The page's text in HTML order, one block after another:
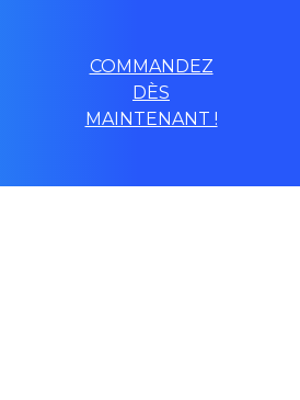
COMMANDEZ
DÈS
MAINTENANT !